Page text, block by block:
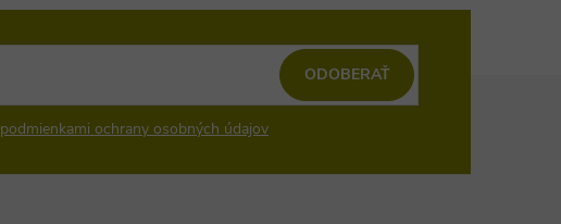
podmienkami ochrany osobných údajov
ODOBERAŤ